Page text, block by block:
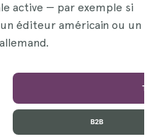
active — par exemple si
éditeur américain ou un
B2B